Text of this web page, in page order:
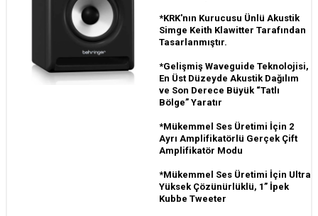
*KRK'nın Kurucusu Ünlü Akustik
Simge Keith Klawitter Tarafından
Tasarlanmıştır.
*Gelişmiş Waveguide Teknolojisi,
En Üst Düzeyde Akustik Dağılım
ve Son Derece Büyük “Tatlı
Bölge” Yaratır
*Mükemmel Ses Üretimi İçin 2
Ayrı Amplifikatörlü Gerçek Çift
Amplifikatör Modu
*Mükemmel Ses Üretimi İçin Ultra
Yüksek Çözünürlüklü, 1” İpek
Kubbe Tweeter